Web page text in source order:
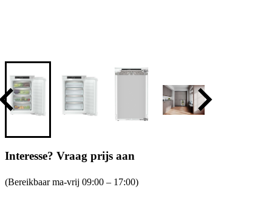
Interesse? Vraag prijs aan
(Bereikbaar ma-vrij 09:00 – 17:00)